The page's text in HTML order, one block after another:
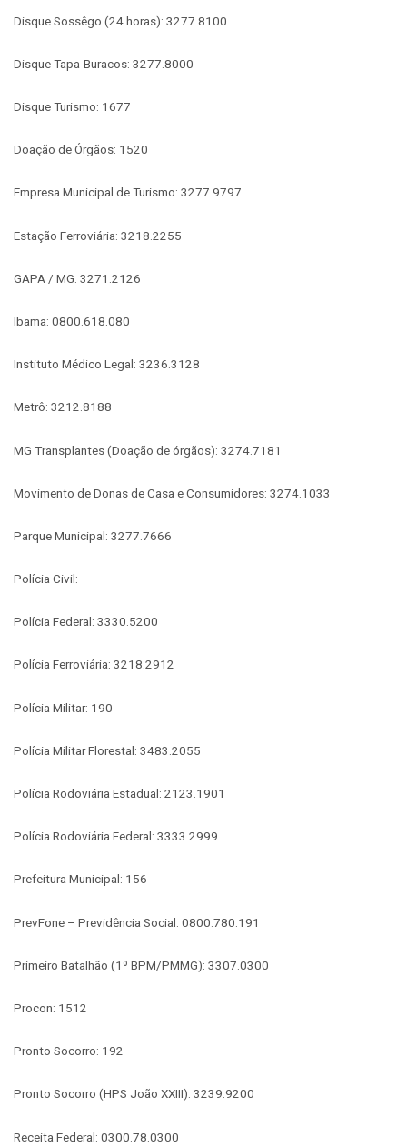
Disque Sossêgo (24 horas): 3277.8100
Disque Tapa-Buracos: 3277.8000
Disque Turismo: 1677
Doação de Órgãos: 1520
Empresa Municipal de Turismo: 3277.9797
Estação Ferroviária: 3218.2255
GAPA / MG: 3271.2126
Ibama: 0800.618.080
Instituto Médico Legal: 3236.3128
Metrô: 3212.8188
MG Transplantes (Doação de órgãos): 3274.7181
Movimento de Donas de Casa e Consumidores: 3274.1033
Parque Municipal: 3277.7666
Polícia Civil:
Polícia Federal: 3330.5200
Polícia Ferroviária: 3218.2912
Polícia Militar: 190
Polícia Militar Florestal: 3483.2055
Polícia Rodoviária Estadual: 2123.1901
Polícia Rodoviária Federal: 3333.2999
Prefeitura Municipal: 156
PrevFone – Previdência Social: 0800.780.191
Primeiro Batalhão (1º BPM/PMMG): 3307.0300
Procon: 1512
Pronto Socorro: 192
Pronto Socorro (HPS João XXIII): 3239.9200
Receita Federal: 0300.78.0300